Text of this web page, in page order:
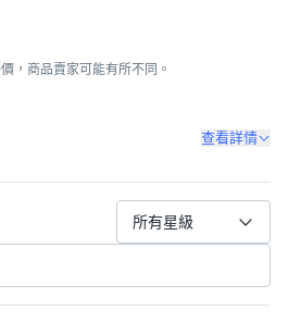
，商品賣家可能有所不同。
查看詳情
所有星級